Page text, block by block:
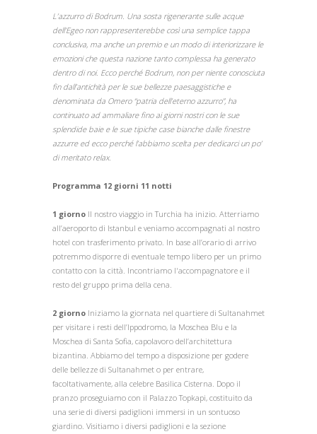
L’azzurro di Bodrum. Una sosta rigenerante sulle acque
dell’Egeo non rappresenterebbe così una semplice tappa
conclusiva, ma anche un premio e un modo di interiorizzare le
emozioni che questa nazione tanto complessa ha generato
dentro di noi. Ecco perché Bodrum, non per niente conosciuta
fin dall’antichità per le sue bellezze paesaggistiche e
denominata da Omero “patria dell’eterno azzurro”, ha
continuato ad ammaliare fino ai giorni nostri con le sue
splendide baie e le sue tipiche case bianche dalle finestre
azzurre ed ecco perché l’abbiamo scelta per dedicarci un po’
di meritato relax.
Programma 12 giorni 11 notti
1 giorno Il nostro viaggio in Turchia ha inizio. Atterriamo
all’aeroporto di Istanbul e veniamo accompagnati al nostro
hotel con trasferimento privato. In base all’orario di arrivo
potremmo disporre di eventuale tempo libero per un primo
contatto con la città. Incontriamo l'accompagnatore e il
resto del gruppo prima della cena.
2 giorno Iniziamo la giornata nel quartiere di Sultanahmet
per visitare i resti dell’Ippodromo, la Moschea Blu e la
Moschea di Santa Sofia, capolavoro dell’architettura
bizantina. Abbiamo del tempo a disposizione per godere
delle bellezze di Sultanahmet o per entrare,
facoltativamente, alla celebre Basilica Cisterna. Dopo il
pranzo proseguiamo con il Palazzo Topkapi, costituito da
una serie di diversi padiglioni immersi in un sontuoso
giardino. Visitiamo i diversi padiglioni e la sezione